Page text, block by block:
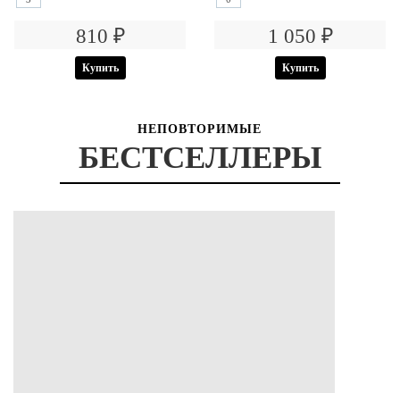
810 ₽
Купить
1 050 ₽
Купить
НЕПОВТОРИМЫЕ
БЕСТСЕЛЛЕРЫ